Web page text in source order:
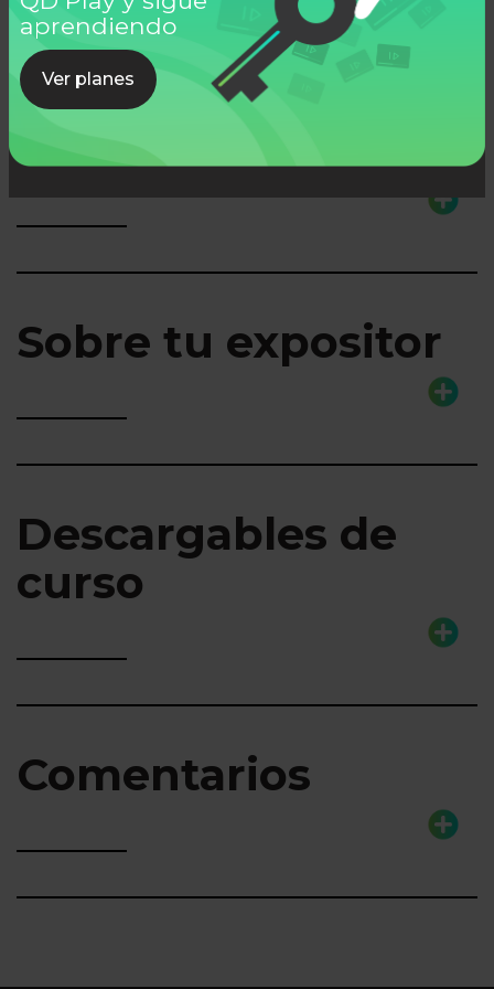
aprendiendo
Ver planes
Lo que aprenderás
Sobre tu expositor
Descargables de
curso
Comentarios